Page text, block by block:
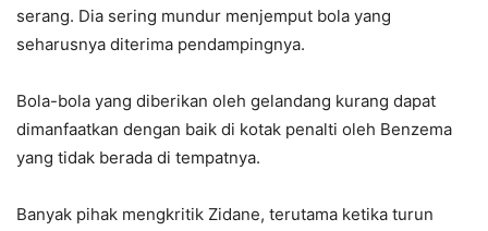
serang. Dia sering mundur menjemput bola yang
seharusnya diterima pendampingnya.
Bola-bola yang diberikan oleh gelandang kurang dapat
dimanfaatkan dengan baik di kotak penalti oleh Benzema
yang tidak berada di tempatnya.
Banyak pihak mengkritik Zidane, terutama ketika turun